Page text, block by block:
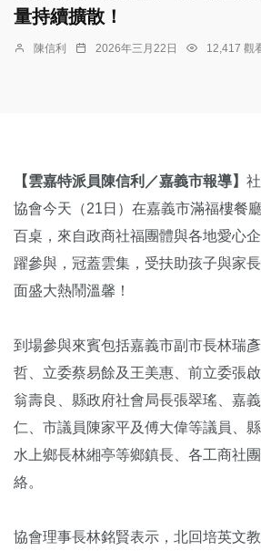
量持續擴散！
陳信利 2026年三月22日 12,417 觀
【雲嘉特派員陳信利／嘉義市報導】
協會今天（21日）在嘉義市滿福樓餐
百桌，來自政商社福團體與各地愛心
躍參與，冠蓋雲集，受扶助孩子與家
面盛大熱鬧溫馨！
到場參與來賓包括嘉義市副市長林瑞
哲、立委蔡易餘及王美惠、前立委張
翁壽良、縣政府社會局長張翠瑤、嘉
仁、市議員陳家平及傅大偉等議員、
水上鄉長林緗亭等鄉鎮長、各工商社
絡。
協會理事長林銘賢表示，北回培英文